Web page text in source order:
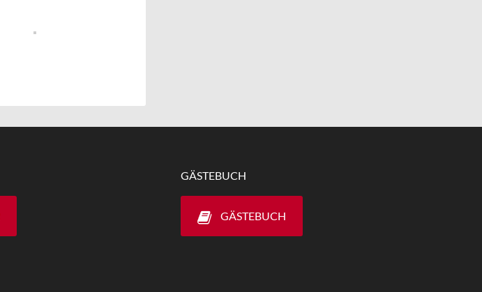
GÄSTEBUCH
GÄSTEBUCH